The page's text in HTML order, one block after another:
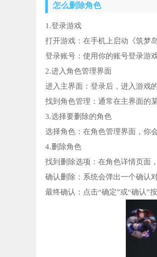
怎么删除角色
1.登录游戏
打开游戏：在手机上启动《筑梦岛
登录账号：使用你的账号登录游戏
2.进入角色管理界面
进入主界面：登录后，进入游戏
找到角色管理：通常在主界面的
3.选择要删除的角色
选择角色：在角色管理界面，你
4.删除角色
找到删除选项：在角色详情页面
确认删除：系统会弹出一个确认
最终确认：点击“确定”或“确认”